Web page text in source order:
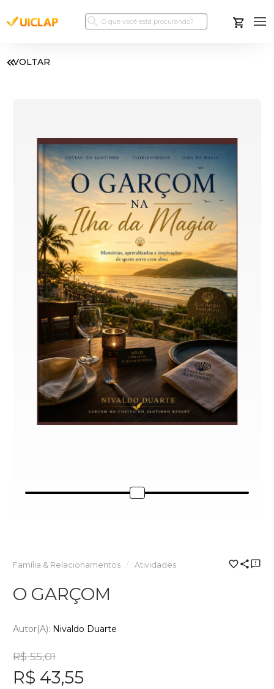
VOLTAR
Família & Relacionamentos Atividades
O GARÇOM
Autor(a): Nivaldo Duarte
R$ 55,01
R$ 43,55